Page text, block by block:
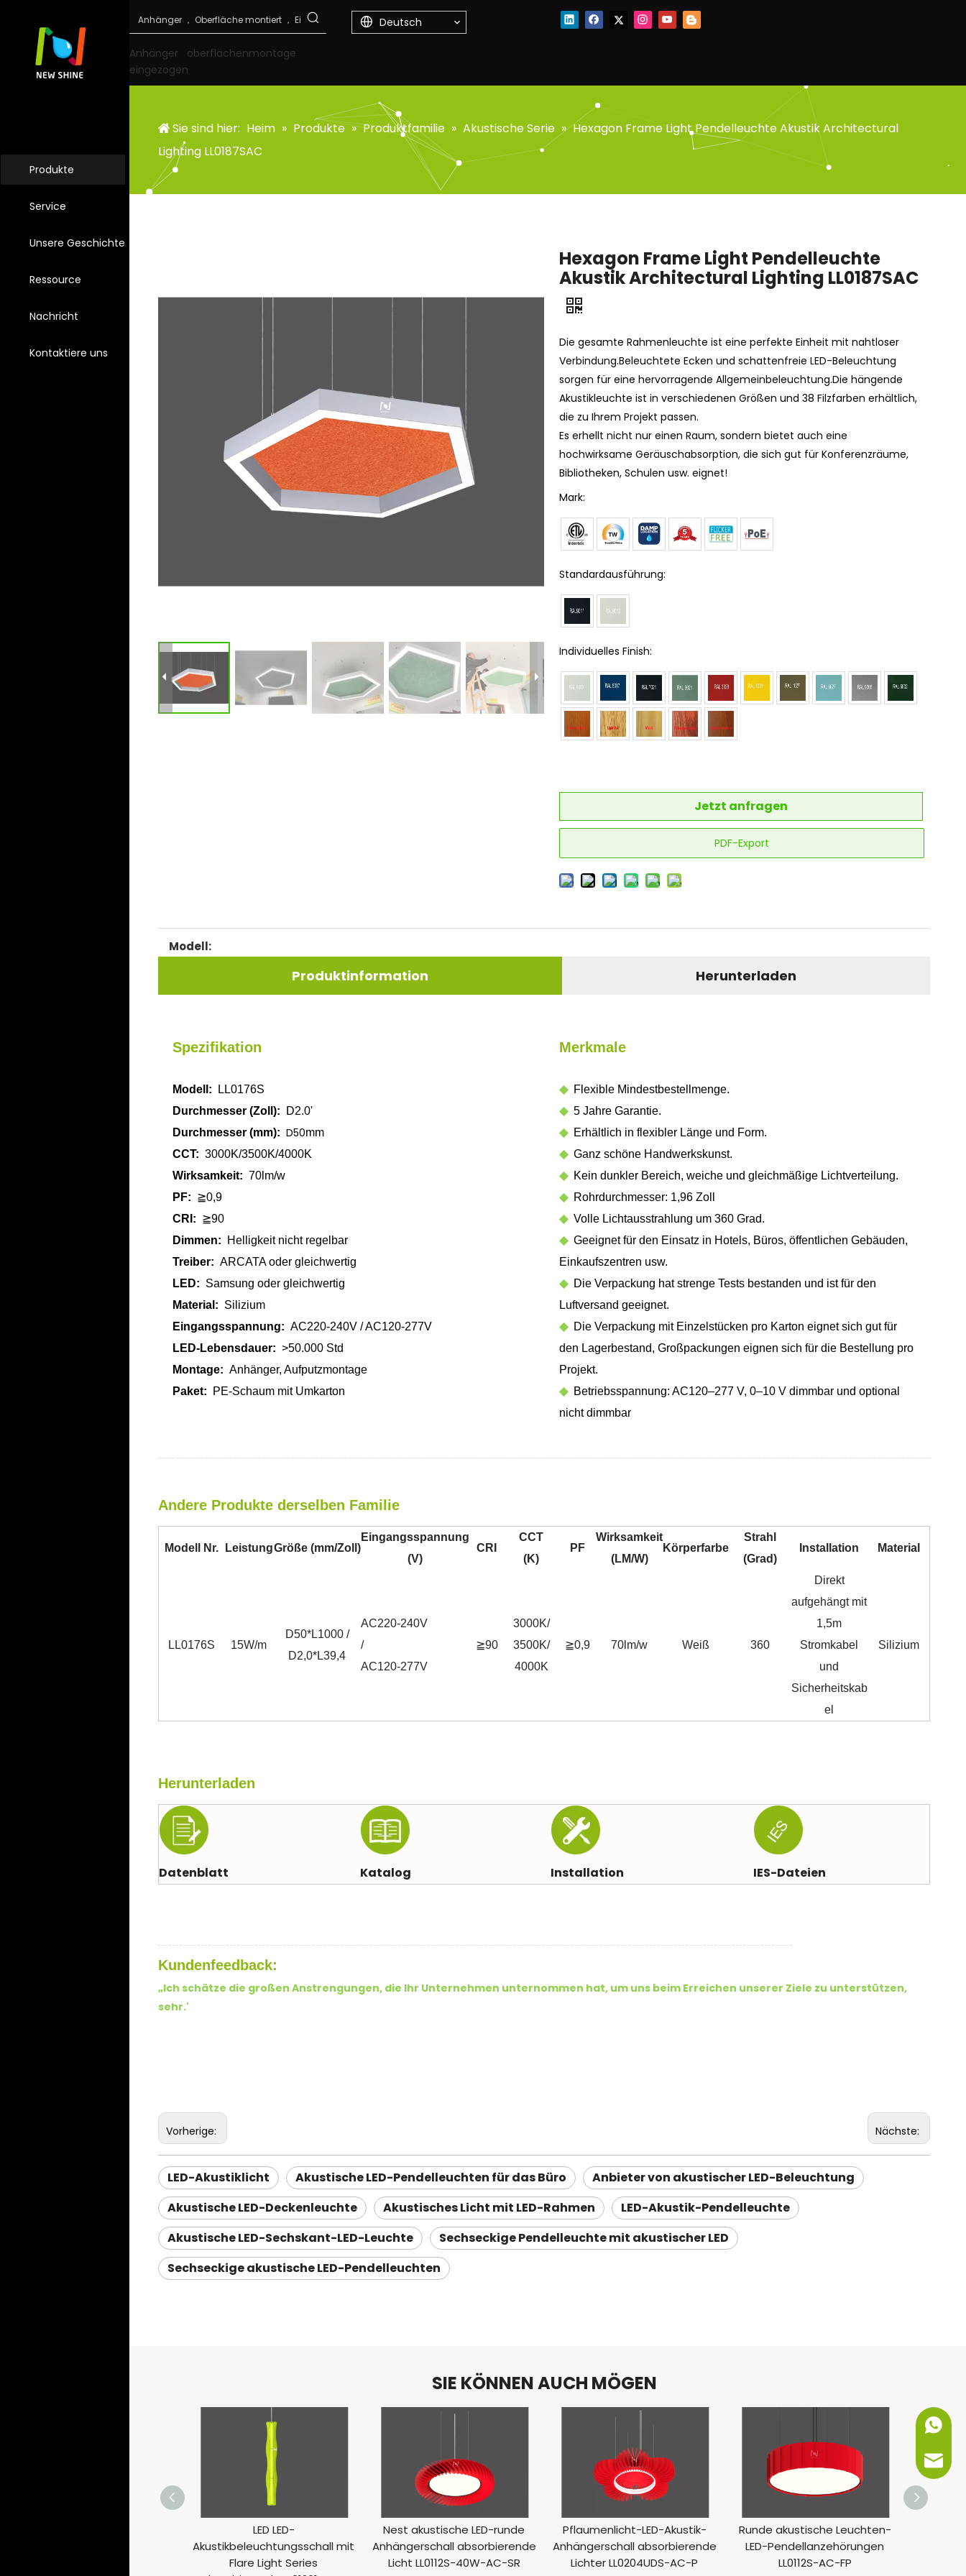
Anhänger
oberflächenmontage
eingezogen
Deutsch
Produkte
Service
Unsere Geschichte
Ressource
Nachricht
Kontaktiere uns
Sie sind hier: Heim » Produkte » Produktfamilie » Akustische Serie » Hexagon Frame Light Pendelleuchte Akustik Architectural
Lighting LL0187SAC
Hexagon Frame Light Pendelleuchte
Akustik Architectural Lighting LL0187SAC
Die gesamte Rahmenleuchte ist eine perfekte Einheit mit nahtloser
Verbindung.Beleuchtete Ecken und schattenfreie LED-Beleuchtung
sorgen für eine hervorragende Allgemeinbeleuchtung.Die hängende
Akustikleuchte ist in verschiedenen Größen und 38 Filzfarben erhältlich,
die zu Ihrem Projekt passen.
Es erhellt nicht nur einen Raum, sondern bietet auch eine
hochwirksame Geräuschabsorption, die sich gut für Konferenzräume,
Bibliotheken, Schulen usw. eignet!
Mark:
Standardausführung:
Individuelles Finish:
Jetzt anfragen
PDF-Export
Modell:
Produktinformation Herunterladen
Spezifikation
Modell: LL0176S
Durchmesser (Zoll):
D2.0'
Durchmesser (mm): D50mm
CCT: 3000K/3500K/4000K
Wirksamkeit: 70lm/w
PF: ≧0,9
CRI: ≧90
Dimmen:
Helligkeit nicht regelbar
Treiber: ARCATA oder gleichwertig
LED: Samsung oder gleichwertig
Material: Silizium
Eingangsspannung: AC220-240V / AC120-277V
LED-Lebensdauer: >50.000 Std
Montage: Anhänger, Aufputzmontage
Paket: PE-Schaum mit Umkarton
Merkmale
◆Flexible Mindestbestellmenge.
◆5 Jahre Garantie.
◆Erhältlich in flexibler Länge und Form.
◆Ganz schöne Handwerkskunst.
◆Kein dunkler Bereich, weiche und gleichmäßige Lichtverteilung.
◆Rohrdurchmesser: 1,96 Zoll
◆Volle Lichtausstrahlung um 360 Grad.
◆Geeignet für den Einsatz in Hotels, Büros, öffentlichen Gebäuden,
Einkaufszentren usw.
◆Die Verpackung hat strenge Tests bestanden und ist für den
Luftversand geeignet.
◆Die Verpackung mit Einzelstücken pro Karton eignet sich gut für
den Lagerbestand, Großpackungen eignen sich für die Bestellung pro
Projekt.
◆Betriebsspannung: AC120–277 V, 0–10 V dimmbar und optional
nicht dimmbar
Andere Produkte derselben Familie
Modell Nr. LeistungGröße (mm/Zoll)
Eingangsspannung
(V)
CRI
CCT
(K)
PF
Wirksamkeit
(LM/W)
Körperfarbe
Strahl
(Grad)
Installation Material
LL0176S 15W/m
D50*L1000 /
D2,0*L39,4
AC220-240V
/
AC120-277V
≧90
3000K/
3500K/
4000K
≧0,9 70lm/w Weiß 360
Direkt
aufgehängt mit
1,5m
Stromkabel
und
Sicherheitskab
el
Silizium
Herunterladen
Datenblatt Katalog Installation IES-Dateien
Kundenfeedback:
„Ich schätze die großen Anstrengungen, die Ihr Unternehmen unternommen hat, um uns beim Erreichen unserer Ziele zu unterstützen,
sehr.'
Vorherige: Nächste:
LED-Akustiklicht Akustische LED-Pendelleuchten für das Büro
Anbieter von akustischer LED-Beleuchtung
Akustische LED-Deckenleuchte
Akustisches Licht mit LED-Rahmen
LED-Akustik-Pendelleuchte
Akustische LED-Sechskant-LED-Leuchte
Sechseckige Pendelleuchte mit akustischer LED
Sechseckige akustische LED-Pendelleuchten
SIE KÖNNEN AUCH MÖGEN
LED LED-
Akustikbeleuchtungsschall mit
Flare Light Series
Nest akustische LED-runde
Anhängerschall absorbierende
Licht LL0112S-40W-AC-SR
Pflaumenlicht-LED-Akustik-
Anhängerschall absorbierende
Lichter LL0204UDS-AC-P
Runde akustische Leuchten-
LED-Pendellanzehörungen
LL0112S-AC-FP
+86-